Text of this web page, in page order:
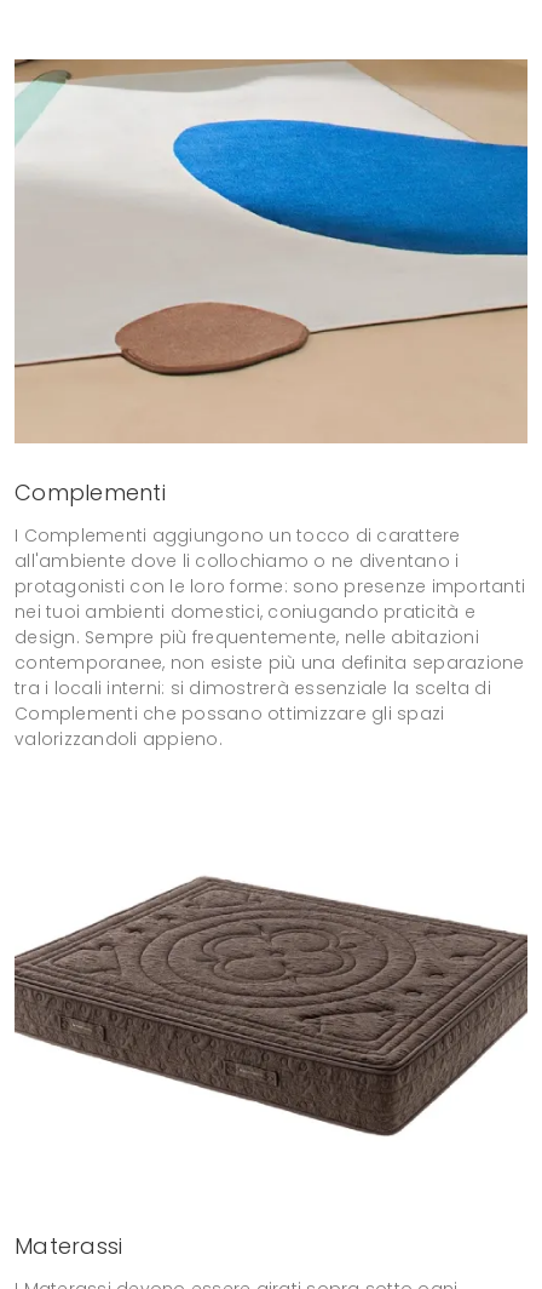
Complementi
I Complementi aggiungono un tocco di carattere
all'ambiente dove li collochiamo o ne diventano i
protagonisti con le loro forme: sono presenze importanti
nei tuoi ambienti domestici, coniugando praticità e
design. Sempre più frequentemente, nelle abitazioni
contemporanee, non esiste più una definita separazione
tra i locali interni: si dimostrerà essenziale la scelta di
Complementi che possano ottimizzare gli spazi
valorizzandoli appieno.
Materassi